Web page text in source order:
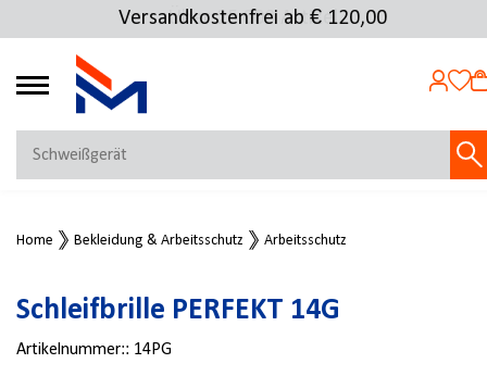
Über 25.000 Artikel
Versandkostenfrei ab € 120,00
4.72
MEIN KONTO
Jetzt anmelden
NEU BEI FMOSER?
Jetzt registrieren
Home Bekleidung & Arbeitsschutz Arbeitsschutz
Schleifbrille PERFEKT 14G
Artikelnummer:: 14PG